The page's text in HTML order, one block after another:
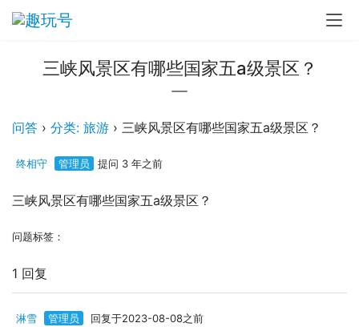
三峡风景区有哪些国家五a级景区？
问答 › 分类: 旅游 › 三峡风景区有哪些国家五a级景区？
终相守 管理员 提问 3 年之前
三峡风景区有哪些国家五a级景区？
问题标签：
1 回复
淋雪 管理员 回复于2023-08-08之前